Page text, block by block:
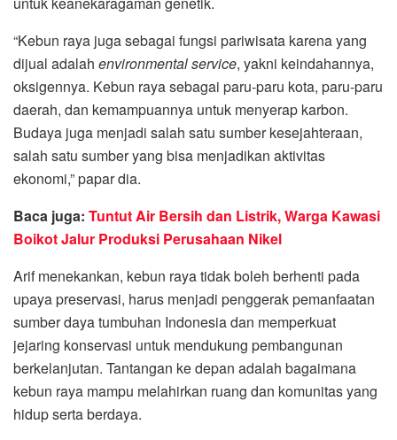
“Kebun raya juga sebagai fungsi pariwisata karena yang
dijual adalah environmental service, yakni keindahannya,
oksigennya. Kebun raya sebagai paru-paru kota, paru-paru
daerah, dan kemampuannya untuk menyerap karbon.
Budaya juga menjadi salah satu sumber kesejahteraan,
salah satu sumber yang bisa menjadikan aktivitas
ekonomi,” papar dia.
Baca juga: Tuntut Air Bersih dan Listrik, Warga Kawasi
Boikot Jalur Produksi Perusahaan Nikel
Arif menekankan, kebun raya tidak boleh berhenti pada
upaya preservasi, harus menjadi penggerak pemanfaatan
sumber daya tumbuhan Indonesia dan memperkuat
jejaring konservasi untuk mendukung pembangunan
berkelanjutan. Tantangan ke depan adalah bagaimana
kebun raya mampu melahirkan ruang dan komunitas yang
hidup serta berdaya.